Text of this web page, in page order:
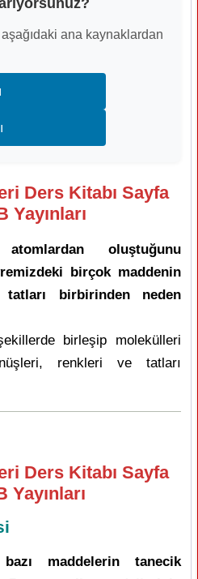
aşağıdaki ana kaynaklardan
Ders Kitabı Sayfa
Yayınları
oluştuğunu
birçok maddenin
birbirinden neden
birleşip molekülleri
renkleri ve tatları
Ders Kitabı Sayfa
Yayınları
maddelerin tanecik